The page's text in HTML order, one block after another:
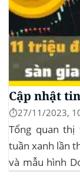
Cập nhật
⏱️27/11/2023,
Tổng quan thị
tuần xanh lần
và mẫu hình